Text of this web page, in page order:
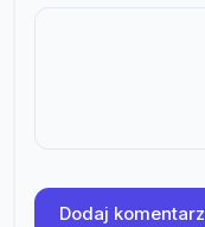
Dodaj komentarz